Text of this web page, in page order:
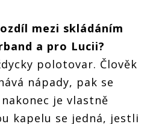
mezi skládáním
a pro Lucii?
polotovar. Člověk
nápady, pak se
je vlastně
kapelu se jedná, jestli